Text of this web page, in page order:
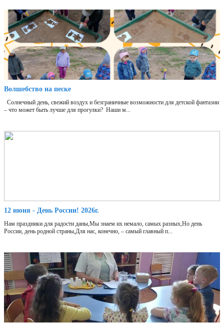
Волшебство на песке
Солнечный день, свежий воздух и безграничные возможности для детской фантазии
– что может быть лучше для прогулки? Наши м...
12 июня - День России! 2026г.
Нам праздники для радости даны,Мы знаем их немало, самых разных,Но день
России, день родной страны,Для нас, конечно, – самый главный п...